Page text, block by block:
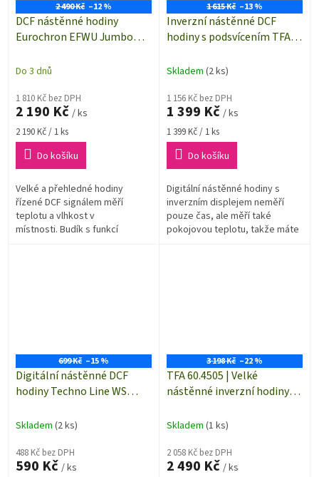
2 490 Kč –12 %
DCF nástěnné hodiny
Eurochron EFWU Jumbo
Do 3 dnů
1 810 Kč bez DPH
2 190 Kč / ks
Měrná
cena:
2 190 Kč / 1 ks
Do košíku
Velké a přehledné hodiny
řízené DCF signálem měří
teplotu a vlhkost v
místnosti. Budík s funkcí
1 615 Kč –13 %
Inverzní nástěnné DCF
hodiny s podsvícením TFA
černá
Skladem (2 ks)
1 156 Kč bez DPH
1 399 Kč / ks
Měrná
cena:
1 399 Kč / 1 ks
Do košíku
Digitální nástěnné hodiny s
inverzním displejem neměří
pouze čas, ale měří také
pokojovou teplotu, takže máte
699 Kč –15 %
Digitální nástěnné DCF
hodiny Techno Line WS
Skladem (2 ks)
488 Kč bez DPH
590 Kč / ks
3 198 Kč –22 %
TFA 60.4505 | Velké
nástěnné inverzní hodiny
(rozměry 368 x 230 mm)
Skladem (1 ks)
2 058 Kč bez DPH
2 490 Kč / ks